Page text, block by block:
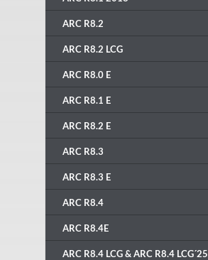
ARC R8.2
ARC R8.2 LCG
ARC R8.0 E
ARC R8.1 E
ARC R8.2 E
ARC R8.3
ARC R8.3 E
ARC R8.4
ARC R8.4E
ARC R8.4 LCG & ARC R8.4 LCG´25